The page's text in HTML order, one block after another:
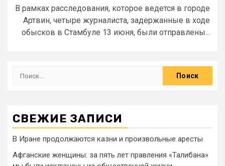
В рамках расследования, которое ведется в городе
Артвин, четыре журналиста, задержанные в ходе
обысков в Стамбуле 13 июня, были отправлены...
СВЕЖИЕ ЗАПИСИ
В Иране продолжаются казни и произвольные аресты
Афганские женщины: за пять лет правления «Талибана»